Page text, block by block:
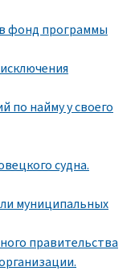
фонд программы
по найму у своего
судна.
муниципальных
правительства